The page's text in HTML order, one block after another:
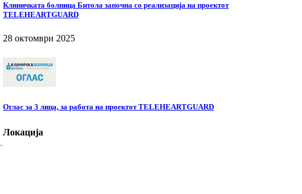
Клиничката болница Битола започна со реализација на проектот
TELEHEARTGUARD
28 октомври 2025
Оглас за 3 лица, за работа на проектот TELEHEARTGUARD
Локација